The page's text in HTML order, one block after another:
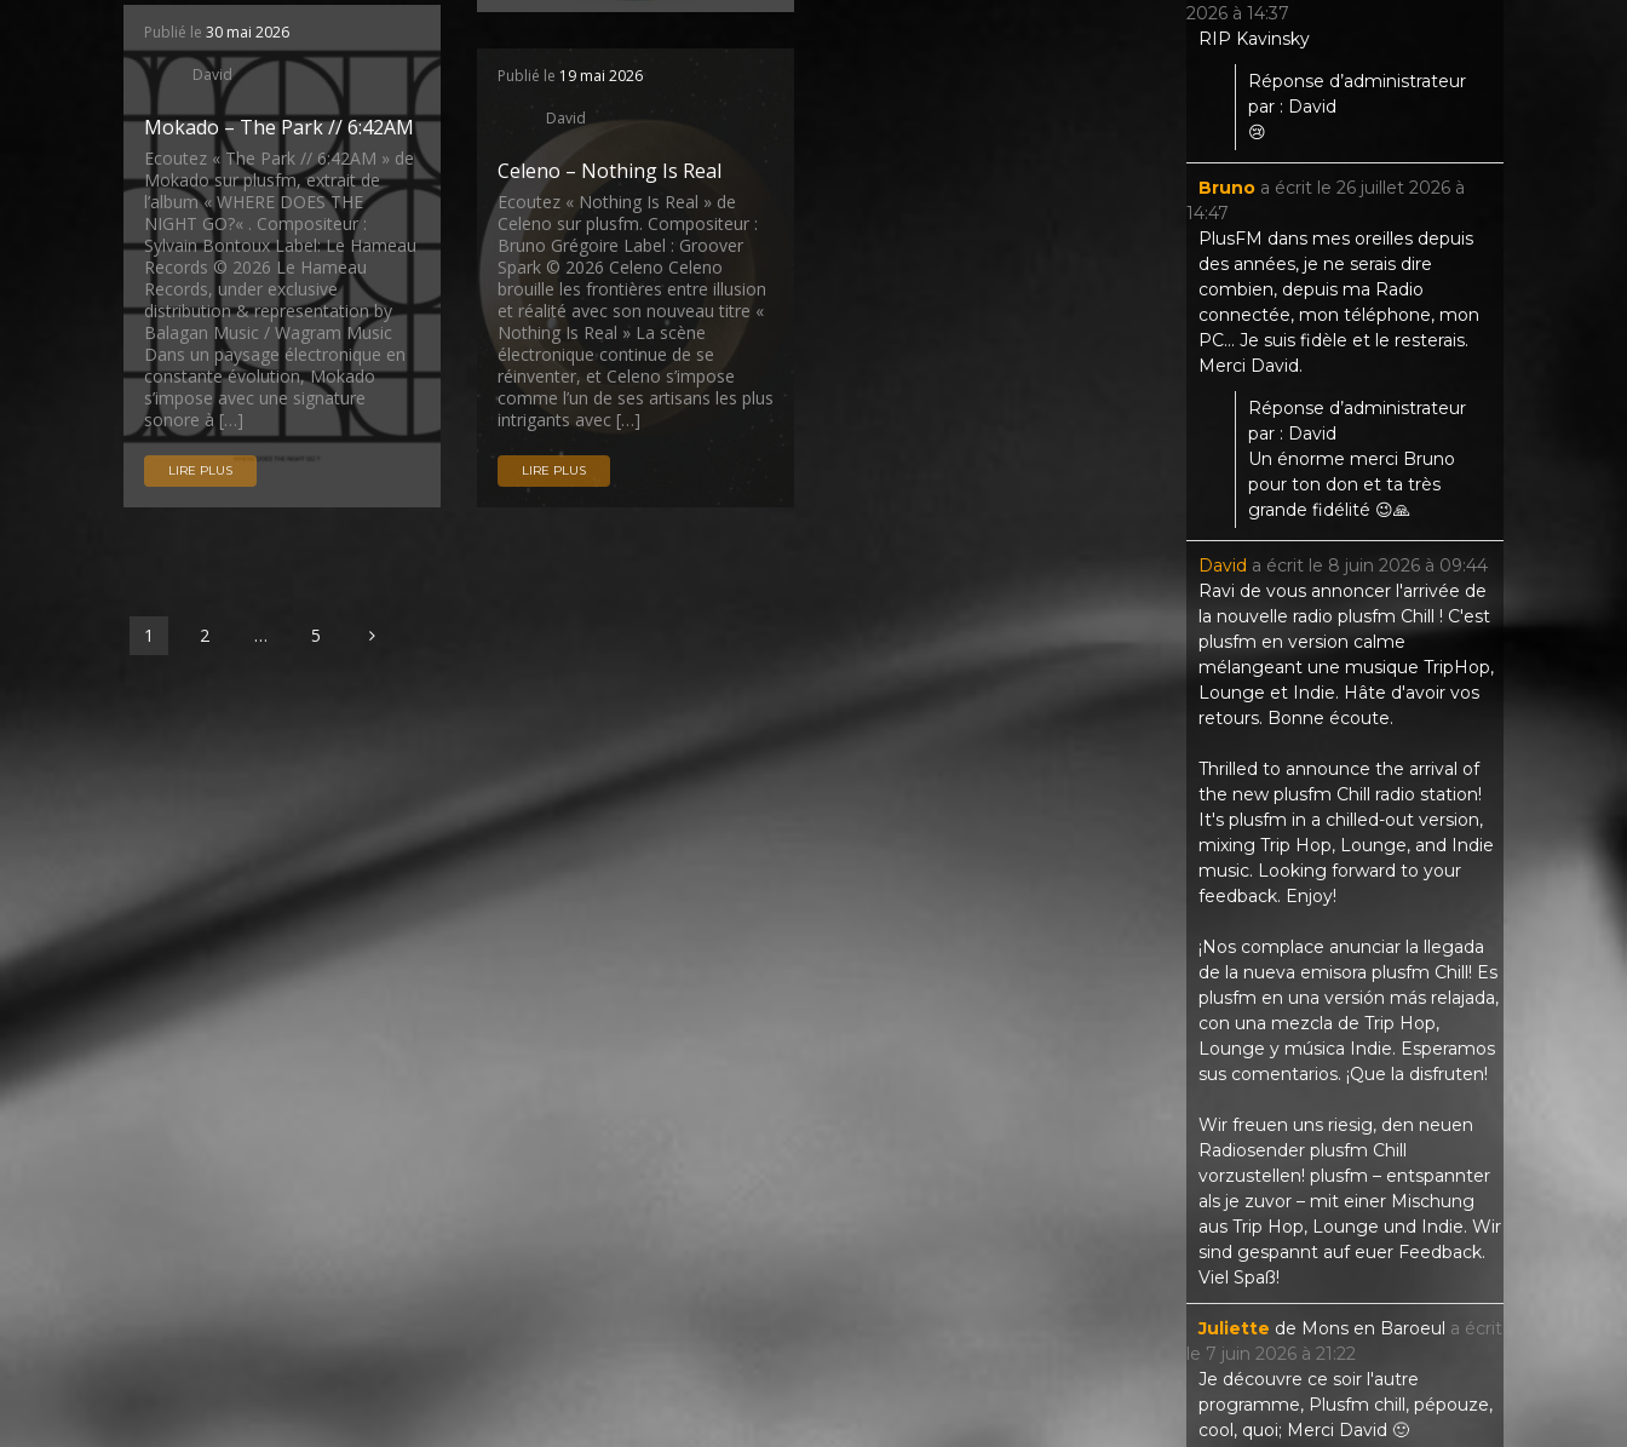
Publié le 30 mai 2026
David
Mokado – The Park // 6:42AM
Ecoutez « The Park // 6:42AM » de
Mokado sur plusfm, extrait de
l’album « WHERE DOES THE
NIGHT GO?« . Compositeur :
Sylvain Bontoux Label: Le Hameau
Records © 2026 Le Hameau
Records, under exclusive
distribution & representation by
Balagan Music / Wagram Music
Dans un paysage électronique en
constante évolution, Mokado
s’impose avec une signature
sonore à […]
LIRE PLUS
Publié le 19 mai 2026
David
Celeno – Nothing Is Real
Ecoutez « Nothing Is Real » de
Celeno sur plusfm. Compositeur :
Bruno Grégoire Label : Groover
Spark © 2026 Celeno Celeno
brouille les frontières entre illusion
et réalité avec son nouveau titre «
Nothing Is Real » La scène
électronique continue de se
réinventer, et Celeno s’impose
comme l’un de ses artisans les plus
intrigants avec […]
LIRE PLUS
1 2 … 5
2026 à 14:37
RIP Kavinsky
Réponse d’administrateur
par : David
😢
Bruno a écrit le 26 juillet 2026 à
14:47
PlusFM dans mes oreilles depuis
des années, je ne serais dire
combien, depuis ma Radio
connectée, mon téléphone, mon
PC... Je suis fidèle et le resterais.
Merci David.
Réponse d’administrateur
par : David
Un énorme merci Bruno
pour ton don et ta très
grande fidélité 😉🙏
David a écrit le 8 juin 2026 à 09:44
Ravi de vous annoncer l'arrivée de
la nouvelle radio plusfm Chill ! C'est
plusfm en version calme
mélangeant une musique TripHop,
Lounge et Indie. Hâte d'avoir vos
retours. Bonne écoute.
Thrilled to announce the arrival of
the new plusfm Chill radio station!
It's plusfm in a chilled-out version,
mixing Trip Hop, Lounge, and Indie
music. Looking forward to your
feedback. Enjoy!
¡Nos complace anunciar la llegada
de la nueva emisora ​​plusfm Chill! Es
plusfm en una versión más relajada,
con una mezcla de Trip Hop,
Lounge y música Indie. Esperamos
sus comentarios. ¡Que la disfruten!
Wir freuen uns riesig, den neuen
Radiosender plusfm Chill
vorzustellen! plusfm – entspannter
als je zuvor – mit einer Mischung
aus Trip Hop, Lounge und Indie. Wir
sind gespannt auf euer Feedback.
Viel Spaß!
Juliette de Mons en Baroeul a écrit
le 7 juin 2026 à 21:22
Je découvre ce soir l'autre
programme, Plusfm chill, pépouze,
cool, quoi; Merci David 🙂